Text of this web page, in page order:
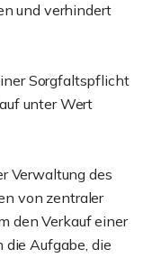
und verhindert
Sorgfaltspflicht
unter Wert
Verwaltung des
von zentraler
den Verkauf einer
die Aufgabe, die